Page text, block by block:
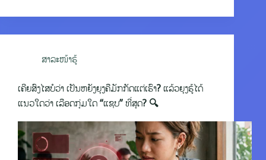
ສາລະໜ້າຮູ້
ເຄີຍສົງໄສບໍວ່າ ເປັນຫຍັງຍຸງຄືມັກກັດແຕ່ເຮົາ? ແລ້ວຍຸງຮູ້ໄດ້
ແນວໃດວ່າ ເລືອດກຸ່ມໃດ “ແຊບ” ທີ່ສຸດ? 🔍